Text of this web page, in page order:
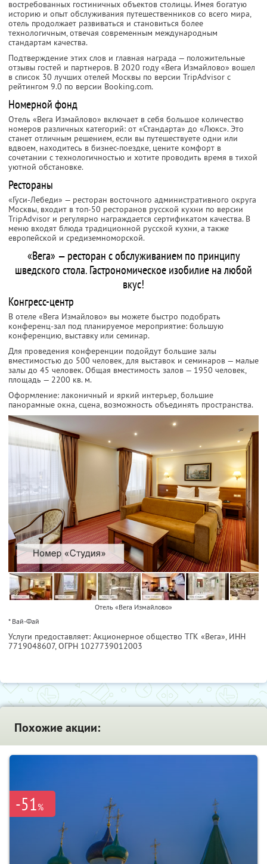
востребованных гостиничных объектов столицы. Имея богатую
историю и опыт обслуживания путешественников со всего мира,
отель продолжает развиваться и становиться более
технологичным, отвечая современным международным
стандартам качества.
Подтверждение этих слов и главная награда — положительные
отзывы гостей и партнеров. В 2020 году «Вега Измайлово» вошел
в список 30 лучших отелей Москвы по версии TripAdvisor с
рейтингом 9.0 по версии Booking.com.
Номерной фонд
Отель «Вега Измайлово» включает в себя большое количество
номеров различных категорий: от «Стандарта» до «Люкс». Это
станет отличным решением, если вы путешествуете одни или
вдвоем, находитесь в бизнес-поездке, цените комфорт в
сочетании с технологичностью и хотите проводить время в тихой
уютной обстановке.
Рестораны
«Гуси-Лебеди» — ресторан восточного административного округа
Москвы, входит в топ-50 ресторанов русской кухни по версии
TripAdvisor и регулярно награждается сертификатом качества. В
меню входят блюда традиционной русской кухни, а также
европейской и средиземноморской.
«Вега» — ресторан с обслуживанием по принципу
шведского стола. Гастрономическое изобилие на любой
вкус!
Конгресс-центр
В отеле «Вега Измайлово» вы можете быстро подобрать
конференц-зал под планируемое мероприятие: большую
конференцию, выставку или семинар.
Для проведения конференции подойдут большие залы
вместимостью до 500 человек, для выставок и семинаров — малые
залы до 45 человек. Общая вместимость залов — 1950 человек,
площадь — 2200 кв. м.
Оформление: лаконичный и яркий интерьер, большие
панорамные окна, сцена, возможность объединять пространства.
Отель «Вега Измайлово»
* Вай-Фай
Услуги предоставляет: Акционерное общество ТГК «Вега», ИНН
7719048607, ОГРН 1027739012003
Похожие акции:
-51%